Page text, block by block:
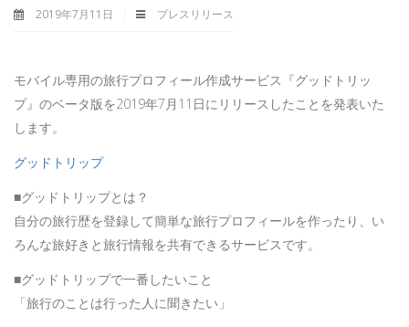
2019年7月11日 プレスリリース
モバイル専用の旅行プロフィール作成サービス『グッドトリッ
プ』のベータ版を2019年7月11日にリリースしたことを発表いた
します。
グッドトリップ
■グッドトリップとは？
自分の旅行歴を登録して簡単な旅行プロフィールを作ったり、い
ろんな旅好きと旅行情報を共有できるサービスです。
■グッドトリップで一番したいこと
「旅行のことは行った人に聞きたい」